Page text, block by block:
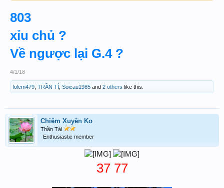
803
xỉu chủ ?
Về ngược lại G.4 ?
4/1/18
lolem479 TRẦN TÍ Soicau1985 and 2 others like this.
Chiêm Xuyên Ko
Thần Tài
Enthusiastic member
37 77